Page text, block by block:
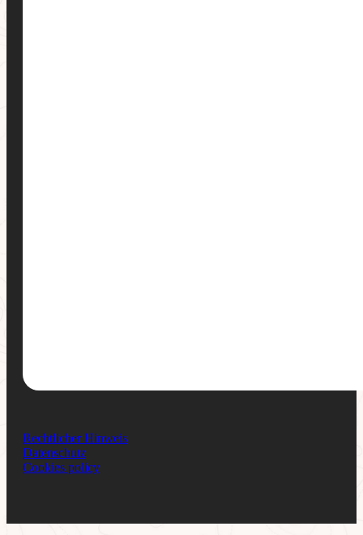
Rechtlicher Hinweis
Datenschutz
Cookies policy